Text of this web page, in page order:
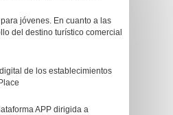
jóvenes. En cuanto a las
del destino turístico comercial
de los establecimientos
APP dirigida a